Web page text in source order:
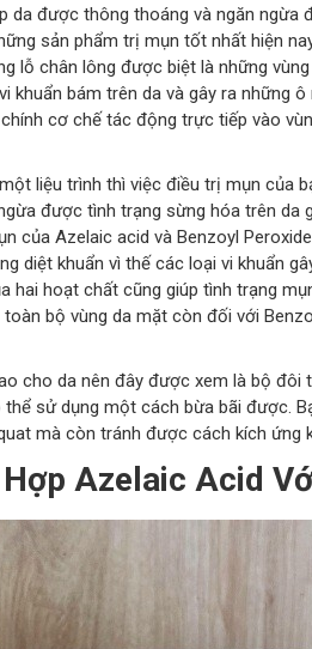
được thông thoáng và ngăn ngừa
sản phẩm trị mụn tốt nhất hiện
lỗ chân lông được biệt là những
khuẩn bám trên da và gây ra những
cơ chế tác động trực tiếp vào
liệu trình thì việc điều trị mụn của
được tình trạng sừng hóa trên
của Azelaic acid và Benzoyl
diệt khuẩn vì thế các loại vi khuẩn
hoạt chất cũng giúp tình trạng
bộ vùng da mặt còn đối với
cho da nên đây được xem là bộ đôi
sử dụng một cách bừa bãi được.
mà còn tránh được cách kích ứng
Azelaic Acid